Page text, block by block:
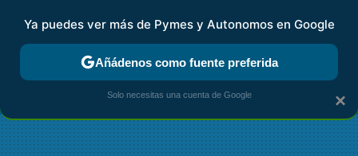
FISCALIDAD Y CONTABILIDAD KIT DIGITAL RENTA
×
Ya puedes ver más de Pymes y Autonomos en Google
Añádenos como fuente preferida
Solo necesitas una cuenta de Google